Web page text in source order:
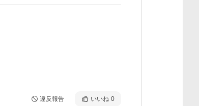
違反報告 いいね 0